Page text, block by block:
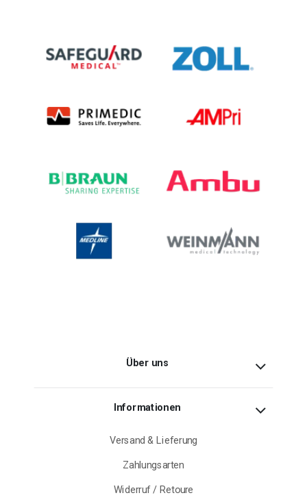
Über uns
Informationen
Versand & Lieferung
Zahlungsarten
Widerruf / Retoure